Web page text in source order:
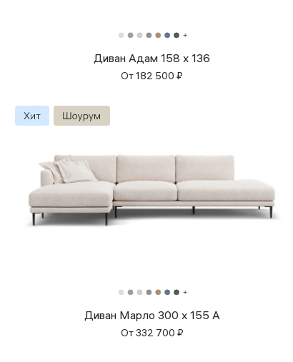
Диван Адам 158 x 136
От182 500₽
Диван Марло 300 x 155 A
От332 700 ₽